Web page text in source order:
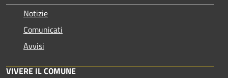
Notizie
Comunicati
Avvisi
VIVERE IL COMUNE